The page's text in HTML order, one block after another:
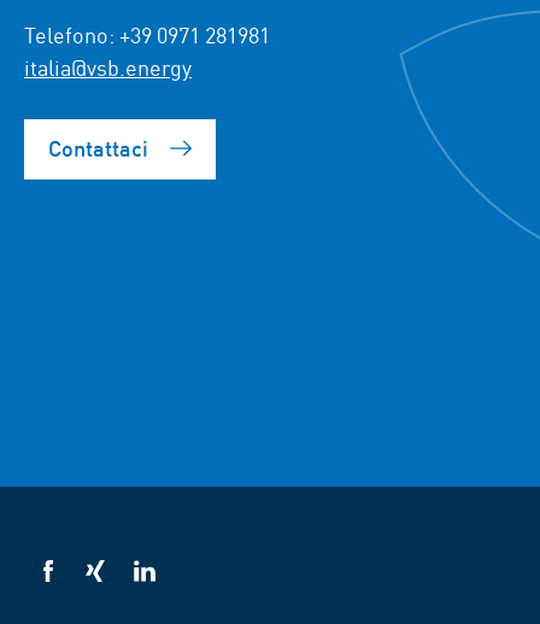
Telefono: +39 0971 281981
italia@vsb.energy
Contattaci
VSB
VSB
VSB